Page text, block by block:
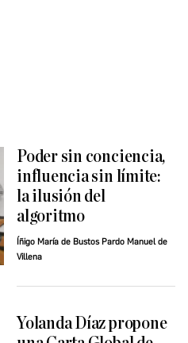
Poder sin conciencia,
influencia sin límite:
la ilusión del
algoritmo
Íñigo María de Bustos Pardo Manuel de
Villena
Yolanda Díaz propone